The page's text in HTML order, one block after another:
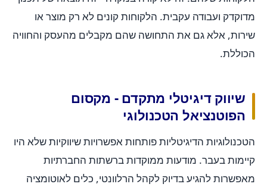
מדוקדק ועבודה עקבית. הלקוחות קונים לא רק מוצר או
שירות, אלא גם את התחושה שהם מקבלים מהעסק והחוויה
הכוללת.
שיווק דיגיטלי מתקדם - מקסום
הפוטנציאל הטכנולוגי
הטכנולוגיות הדיגיטליות פותחות אפשרויות שיווקיות שלא היו
קיימות בעבר. מודעות ממוקדות ברשתות החברתיות
מאפשרות להגיע בדיוק לקהל הרלוונטי, כלים לאוטומציה